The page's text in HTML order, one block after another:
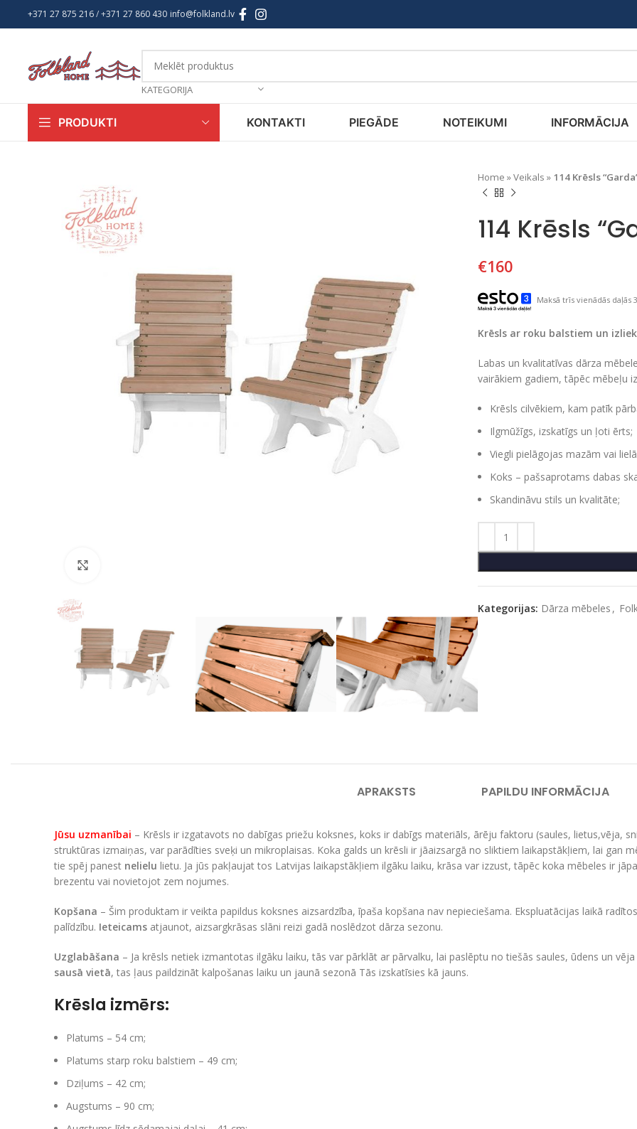
+371 27 875 216/ +371 27 860 430 info@folkland.lv
KATEGORIJA
PRODUKTI KONTAKTI PIEGĀDE NOTEIKUMI INFORMĀCIJA
Home »Veikals » 114 Krēsls
114 Krēsls
€160
Maksā trīs vienādās daļās
Krēsls ar roku balstiem un
Labas un kvalitatīvas dārza
vairākiem gadiem, tāpēc mēbeļu
Krēsls cilvēkiem, kam patīk
Ilgmūžīgs, izskatīgs un ļoti ērts;
Viegli pielāgojas mazām vai
Koks – pašsaprotams dabas
Skandināvu stils un kvalitāte;
Kategorijas: Dārza mēbeles ,
APRAKSTS PAPILDU INFORMĀCIJA
Jūsu uzmanībai – Krēsls ir izgatavots no dabīgas priežu koksnes, koks ir dabīgs materiāls, ārēju faktoru (saules, lietus,vēja,
struktūras izmaiņas, var parādīties sveķi un mikroplaisas. Koka galds un krēsli ir jāaizsargā no sliktiem laikapstākļiem, lai gan
tie spēj panest nelielu lietu. Ja jūs pakļaujat tos Latvijas laikapstākļiem ilgāku laiku, krāsa var izzust, tāpēc koka mēbeles ir
brezentu vai novietojot zem nojumes.
Kopšana – Šim produktam ir veikta papildus koksnes aizsardzība, īpaša kopšana nav nepieciešama. Ekspluatācijas laikā
palīdzību. Ieteicams atjaunot, aizsargkrāsas slāni reizi gadā noslēdzot dārza sezonu.
Uzglabāšana – Ja krēsls netiek izmantotas ilgāku laiku, tās var pārklāt ar pārvalku, lai paslēptu no tiešās saules, ūdens un
sausā vietā, tas ļaus paildzināt kalpošanas laiku un jaunā sezonā Tās izskatīsies kā jauns.
Krēsla izmērs:
Platums – 54 cm;
Platums starp roku balstiem – 49 cm;
Dziļums – 42 cm;
Augstums – 90 cm;